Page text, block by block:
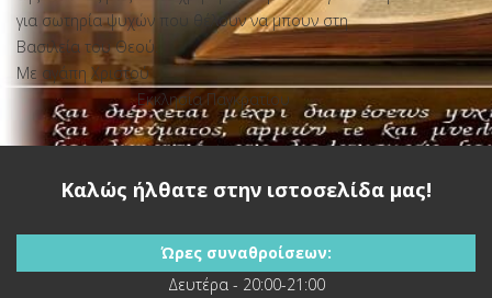
Η ΑΓΙΑ ΓΡΑΦΗ
για σωτηρία ψυχών που θέλουν να μπουν στη
Βασιλεία του Θεού.
Με αγάπη Χριστού
Εκκλησία Παγκρατίου
Καλώς ήλθατε στην ιστοσελίδα μας!
Ώρες συναθροίσεων:
Δευτέρα - 20:00-21:00